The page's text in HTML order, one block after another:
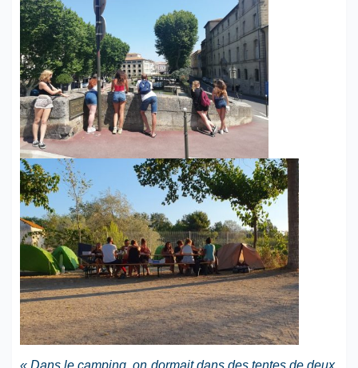
« Dans le camping, on dormait dans des tentes de deux.